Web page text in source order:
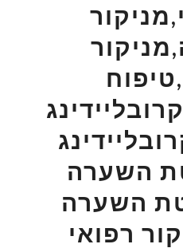
השערה
השערה
רפואי